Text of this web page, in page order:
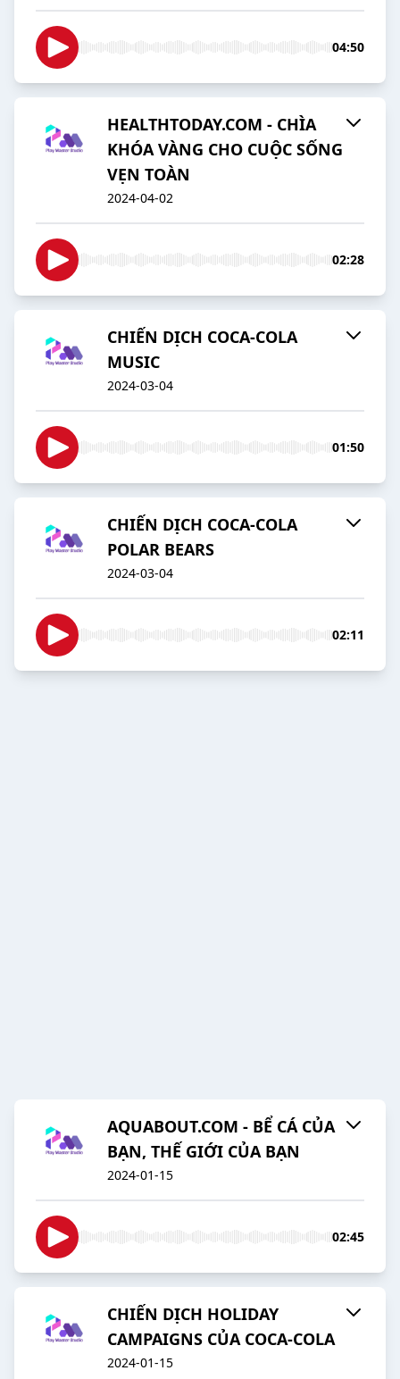
04:50
HEALTHTODAY.COM - CHÌA
KHÓA VÀNG CHO CUỘC SỐNG
VẸN TOÀN
2024-04-02
02:28
CHIẾN DỊCH COCA-COLA
MUSIC
2024-03-04
01:50
CHIẾN DỊCH COCA-COLA
POLAR BEARS
2024-03-04
02:11
AQUABOUT.COM - BỂ CÁ CỦA
BẠN, THẾ GIỚI CỦA BẠN
2024-01-15
02:45
CHIẾN DỊCH HOLIDAY
CAMPAIGNS CỦA COCA-COLA
2024-01-15